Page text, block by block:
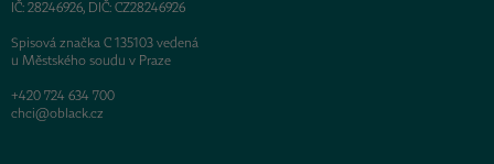
IČ: 28246926, DIČ: CZ28246926
Spisová značka C 135103 vedená
u Městského soudu v Praze
+420 724 634 700
chci@oblack.cz